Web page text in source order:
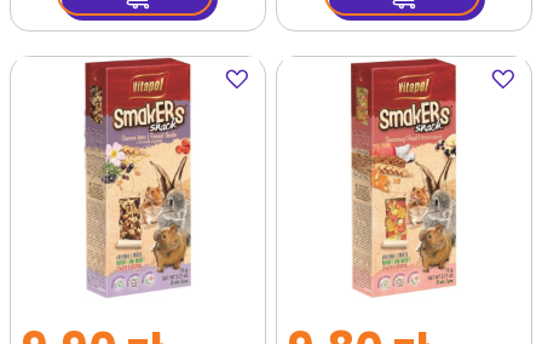
Dodaj
do
Dodaj
do